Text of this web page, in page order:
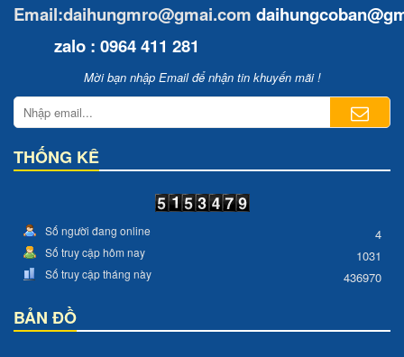
Email:daihungmro@gmai.com daihungcoban
zalo : 0964 411 281
Mời bạn nhập Email để nhận tin khuyến mãi !
THỐNG KÊ
Số người đang online 4
Số truy cập hôm nay 1031
Số truy cập tháng này 436970
BẢN ĐỒ